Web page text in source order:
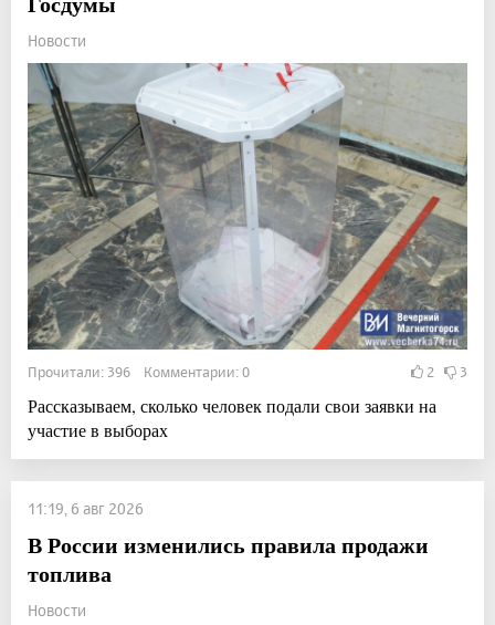
Новости
Прочитали: 396 Комментарии: 0 2 3
Рассказываем, сколько человек подали свои заявки на
участие в выборах
11:19, 6 авг 2026
В России изменились правила продажи
топлива
Новости